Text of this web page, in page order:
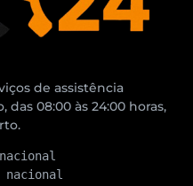
de assistência
08:00 às 24:00 horas,
nacional